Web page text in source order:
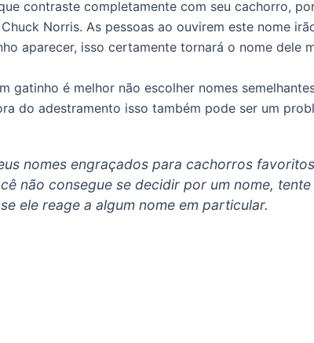
contraste completamente com seu cachorro,
Norris. As pessoas ao ouvirem este nome
aparecer, isso certamente tornará o nome dele
gatinho é melhor não escolher nomes
do adestramento isso também pode ser um
nomes engraçados para cachorros
não consegue se decidir por um nome,
ele reage a algum nome em particular.